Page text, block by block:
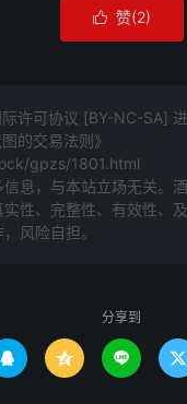
 赞(2)
许可协议 [BY-NC-SA]
的交易法则》
gpzs/1801.html
息，与本站立场无关。
性、完整性、有效性、
风险自担。
分享到
   